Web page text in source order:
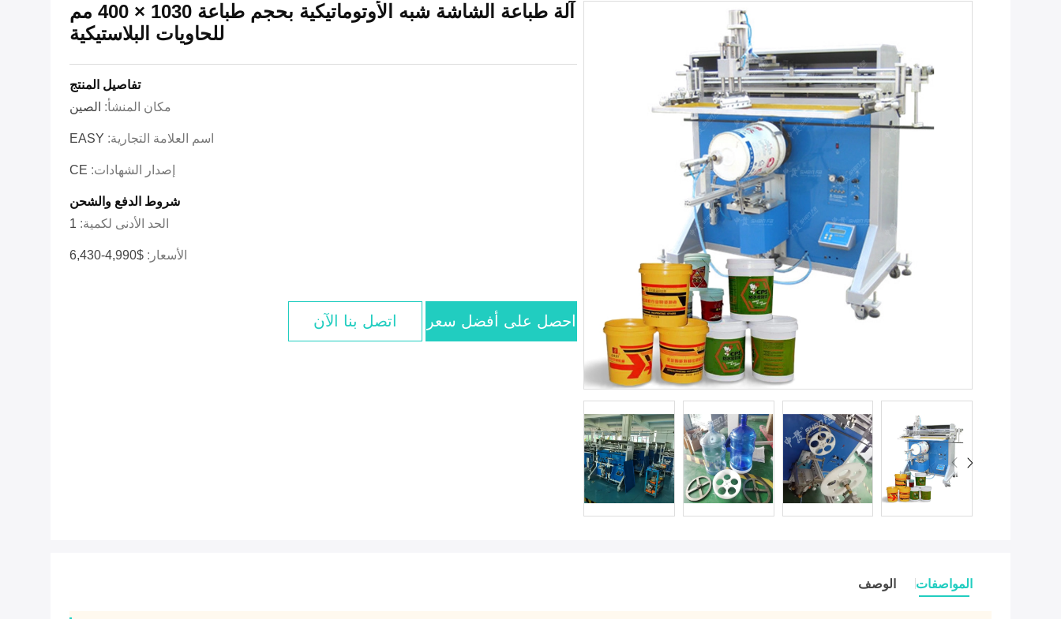
آلة طباعة الشاشة شبه الأوتوماتيكية بحجم طباعة 1030 × 400 مم
للحاويات البلاستيكية
تفاصيل المنتج
مكان المنشأ: الصين
اسم العلامة التجارية: EASY
إصدار الشهادات: CE
شروط الدفع والشحن
الحد الأدنى لكمية: 1
الأسعار: $4,990-6,430
احصل على أفضل سعر اتصل بنا الآن
المواصفات الوصف